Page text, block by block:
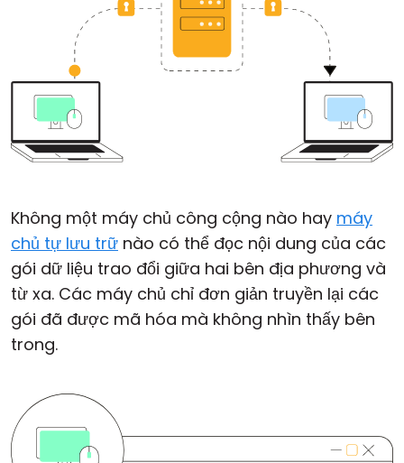
Không một máy chủ công cộng nào hay máy
chủ tự lưu trữ nào có thể đọc nội dung của các
gói dữ liệu trao đổi giữa hai bên địa phương và
từ xa. Các máy chủ chỉ đơn giản truyền lại các
gói đã được mã hóa mà không nhìn thấy bên
trong.